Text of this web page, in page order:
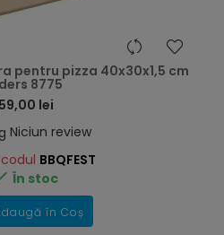
pentru pizza 40x30x1,5 cm
8775
lei
Niciun review
BBQFEST
În stoc
în Coș